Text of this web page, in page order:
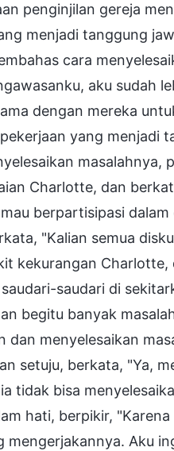
penginjilan gereja
menjadi tanggung
cara
aku sudah
dengan mereka
yang menjadi
Charlotte, dan
berpartisipasi
"Kalian semua
kekurangan Charlotte,
saudari di
begitu banyak
dan menyelesaikan
setuju, berkata, "Ya,
tidak bisa
hati, berpikir,
mengerjakannya. Aku